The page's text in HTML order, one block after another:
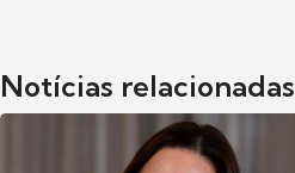
Notícias relacionadas